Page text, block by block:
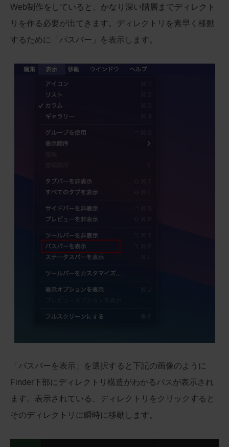
Web制作をしていると、かなり深い階層までディレクト
リを作る必要が出てきます。ディレクトリを素早く移動
するために「パスバー」を表示します。
「パスバーを表示」を選択すると下記の画像のように
Finder下部にディレクトリ構造がわかるパスが表示され
ます。表示されている、ディレクトリをクリックすると
そのディレクトリに瞬時に移動します。